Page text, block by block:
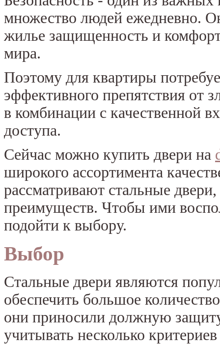
множество людей ежедневно.
жилье защищенность и
мира.
Поэтому для квартиры
эффективного препятствия от
в комбинации с качественной
доступа.
Сейчас можно купить двери на
широкого ассортимента
рассматривают стальные
преимуществ. Чтобы ими
подойти к выбору.
Выбор
Стальные двери являются
обеспечить большое
они приносили должную
учитывать несколько